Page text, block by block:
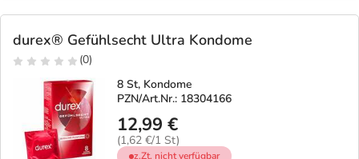
durex® Gefühlsecht Ultra Kondome
(0)
8 St, Kondome
PZN/Art.Nr.: 18304166
12,99 €
(1,62 €/1 St)
z.Zt. nicht verfügbar